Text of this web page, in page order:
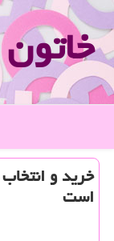
خرید و
است